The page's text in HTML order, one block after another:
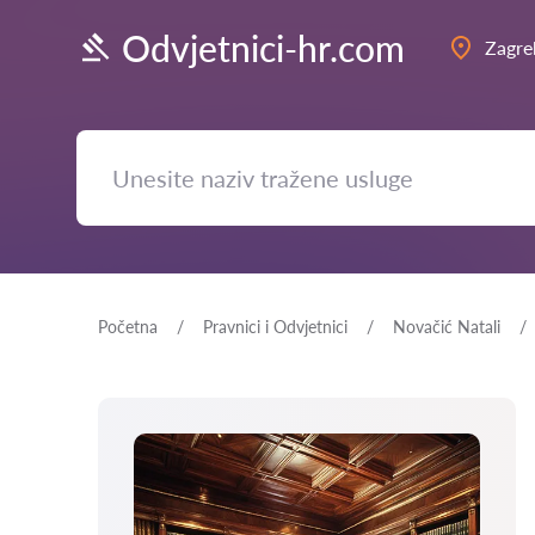
Odvjetnici-hr.com
Početna Pravnici i Odvjetnici Novačić Natali